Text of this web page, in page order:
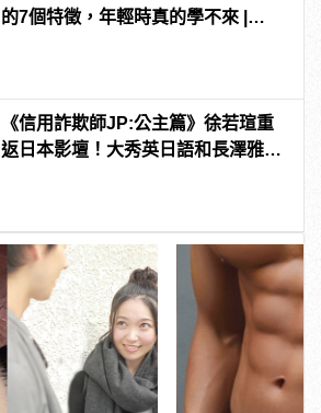
的7個特徵，年輕時真的學不來 |
《信用詐欺師JP:公主篇》徐若瑄重
返日本影壇！大秀英日語和長澤雅美